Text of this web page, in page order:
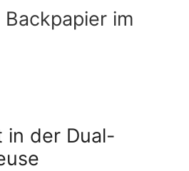
im
in der Dual-